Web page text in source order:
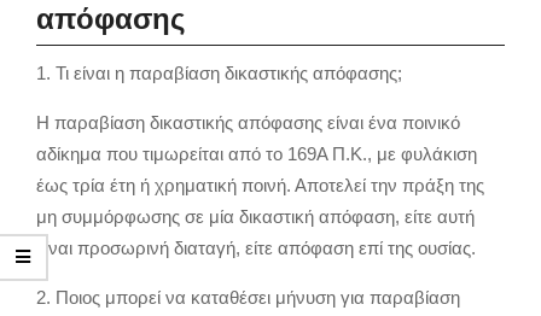
απόφασης
1. Τι είναι η παραβίαση δικαστικής απόφασης;
Η παραβίαση δικαστικής απόφασης είναι ένα ποινικό
αδίκημα που τιμωρείται από το 169Α Π.Κ., με φυλάκιση
έως τρία έτη ή χρηματική ποινή. Αποτελεί την πράξη της
μη συμμόρφωσης σε μία δικαστική απόφαση, είτε αυτή
είναι προσωρινή διαταγή, είτε απόφαση επί της ουσίας.
2. Ποιος μπορεί να καταθέσει μήνυση για παραβίαση